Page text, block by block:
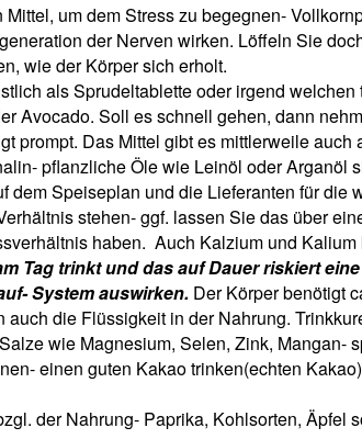
um dem Stress zu begegnen-
der Nerven wirken. Löffeln Sie
wie der Körper sich erholt.
als Sprudeltablette oder irgend
Avocado. Soll es schnell gehen, dann
prompt. Das Mittel gibt es mittlerweile
pflanzliche Öle wie Leinöl oder
Speiseplan und die Lieferanten für die
stehen- ggf. lassen Sie das über
haben. Auch Kalzium und
Tag trinkt und das auf Dauer riskiert
System auswirken. Der Körper benötigt
die Flüssigkeit in der Nahrung.
wie Magnesium, Selen, Zink,
einen guten Kakao trinken(echten
der Nahrung- Paprika, Kohlsorten,